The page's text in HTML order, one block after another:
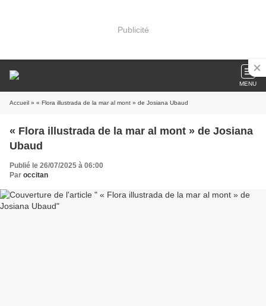
Publicité
MENU
Accueil » « Flora illustrada de la mar al mont » de Josiana Ubaud
« Flora illustrada de la mar al mont » de Josiana
Ubaud
Publié le 26/07/2025 à 06:00
Par occitan